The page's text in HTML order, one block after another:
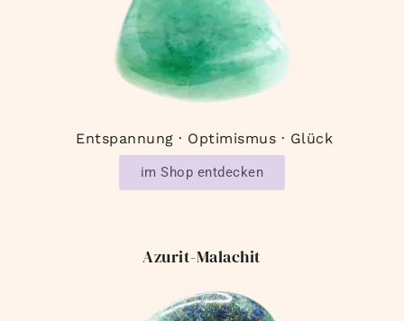
Entspannung · Optimismus · Glück
im Shop entdecken
Azurit-Malachit